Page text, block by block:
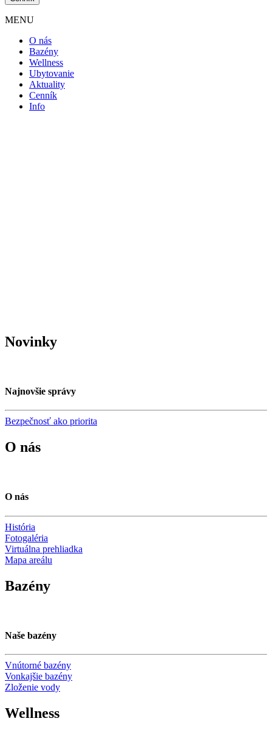
MENU
O nás
Bazény
Wellness
Ubytovanie
Aktuality
Cenník
Info
Novinky
Najnovšie správy
Bezpečnosť ako priorita
O nás
O nás
História
Fotogaléria
Virtuálna prehliadka
Mapa areálu
Bazény
Naše bazény
Vnútorné bazény
Vonkajšie bazény
Zloženie vody
Wellness